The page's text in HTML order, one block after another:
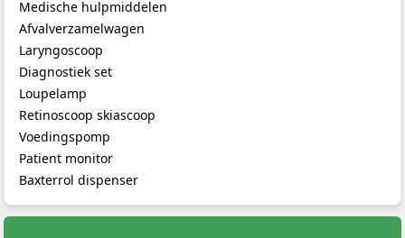
Medische hulpmiddelen
Afvalverzamelwagen
Laryngoscoop
Diagnostiek set
Loupelamp
Retinoscoop skiascoop
Voedingspomp
Patient monitor
Baxterrol dispenser